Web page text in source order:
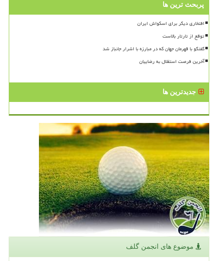
پربحث ترین ها
افتخاری دیگر برای اسکواش ایران
توقع از تارتار بالاست
گفتگو با قهرمان جهان که در مبارزه با اشرار جانباز شد
آخرین فرصت استقلال به رضاییان
جدیدترین ها
موضوع های انجمن گلف